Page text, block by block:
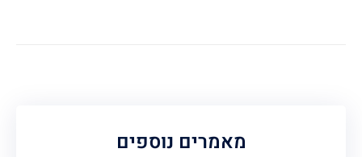
מאמרים נוספים